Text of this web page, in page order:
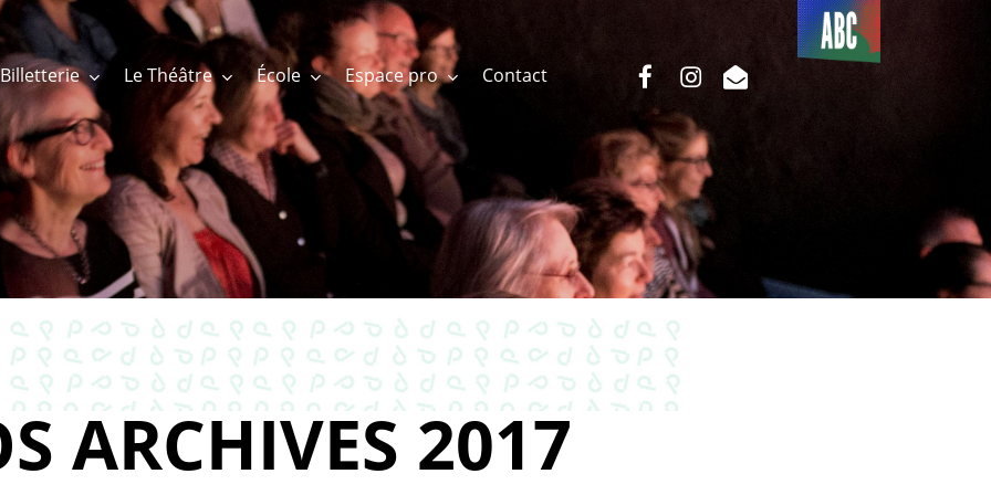
Billetterie Le Théâtre École Espace pro Contact
Du côté
de l’ABC
facebookinstagram
email
ARCHIVES 2017